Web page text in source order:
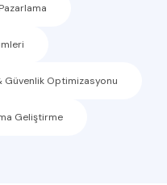
Güvenlik Optimizasyonu
Geliştirme